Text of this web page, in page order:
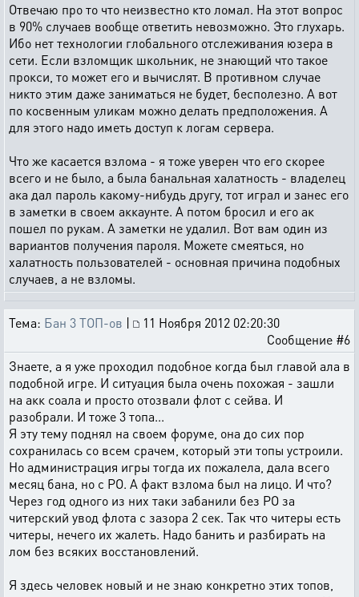
Отвечаю про то что неизвестно кто ломал. На этот вопрос
в 90% случаев вообще ответить невозможно. Это глухарь.
Ибо нет технологии глобального отслеживания юзера в
сети. Если взломщик школьник, не знающий что такое
прокси, то может его и вычислят. В противном случае
никто этим даже заниматься не будет, бесполезно. А вот
по косвенным уликам можно делать предположения. А
для этого надо иметь доступ к логам сервера.
Что же касается взлома - я тоже уверен что его скорее
всего и не было, а была банальная халатность - владелец
ака дал пароль какому-нибудь другу, тот играл и занес его
в заметки в своем аккаунте. А потом бросил и его ак
пошел по рукам. А заметки не удалил. Вот вам один из
вариантов получения пароля. Можете смеяться, но
халатность пользователей - основная причина подобных
случаев, а не взломы.
Тема: Бан 3 ТОП-ов |
11 Ноября 2012 02:20:30
Сообщение #6
Знаете, а я уже проходил подобное когда был главой ала в
подобной игре. И ситуация была очень похожая - зашли
на акк соала и просто отозвали флот с сейва. И
разобрали. И тоже 3 топа...
Я эту тему поднял на своем форуме, она до сих пор
сохранилась со всем срачем, который эти топы устроили.
Но администрация игры тогда их пожалела, дала всего
месяц бана, но с РО. А факт взлома был на лицо. И что?
Через год одного из них таки забанили без РО за
читерский увод флота с зазора 2 сек. Так что читеры есть
читеры, нечего их жалеть. Надо банить и разбирать на
лом без всяких восстановлений.
Я здесь человек новый и не знаю конкретно этих топов,